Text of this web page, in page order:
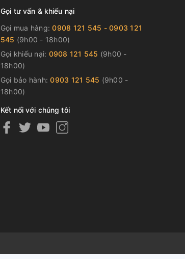
Gọi tư vấn & khiếu nại
Gọi mua hàng:0908 121 545 - 0903 121
545 (9h00 - 18h00)
Gọi khiếu nại: 0908 121 545 (9h00 -
18h00)
Gọi bảo hành:0903 121 545 (9h00 -
18h00)
Kết nối với chúng tôi